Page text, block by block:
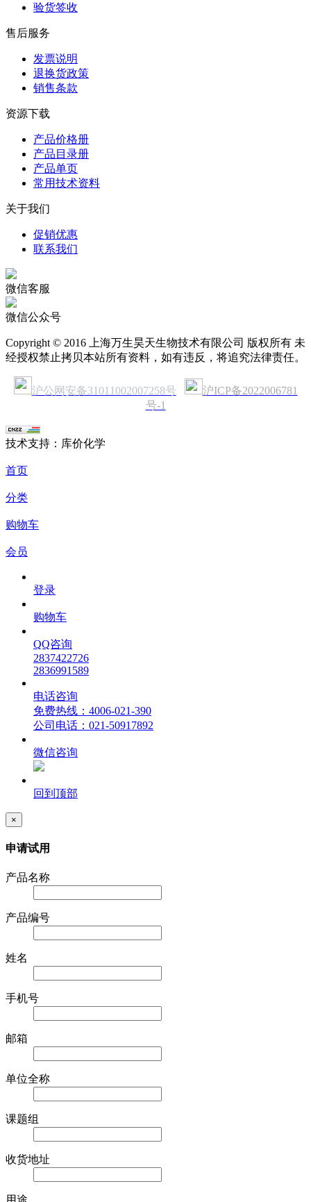
验货签收
售后服务
发票说明
退换货政策
销售条款
资源下载
产品价格册
产品目录册
产品单页
常用技术资料
关于我们
促销优惠
联系我们
微信客服
微信公众号
Copyright © 2016 上海万生昊天生物技术有限公司 版权所有 未
经授权禁止拷贝本站所有资料，如有违反，将追究法律责任。
沪公网安备31011002007258号
沪ICP备2022006781
号-1
技术支持：库价化学
首页
分类
购物车
会员
登录
购物车
QQ咨询
2837422726
2836991589
电话咨询
免费热线：4006-021-390
公司电话：021-50917892
微信咨询
回到顶部
×
申请试用
产品名称
产品编号
姓名
手机号
邮箱
单位全称
课题组
收货地址